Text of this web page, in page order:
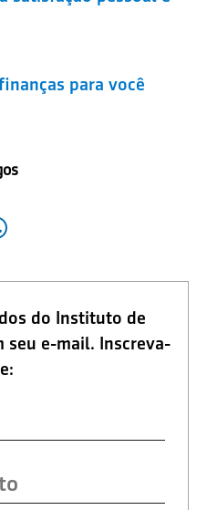
para você
do Instituto de
seu e-mail. Inscreva-